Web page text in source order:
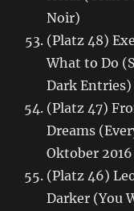
Noir)
(Platz 48)
What to Do
Dark Entries)
(Platz 47)
Dreams
Oktober
(Platz 46)
Darker (You